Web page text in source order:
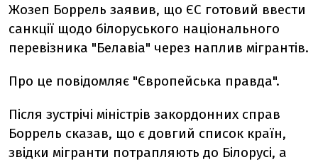
Жозеп Боррель заявив, що ЄС готовий ввести
санкції щодо білоруського національного
перевізника "Белавіа" через наплив мігрантів.
Про це повідомляє "Європейська правда".
Після зустрічі міністрів закордонних справ
Боррель сказав, що є довгий список країн,
звідки мігранти потрапляють до Білорусі, а